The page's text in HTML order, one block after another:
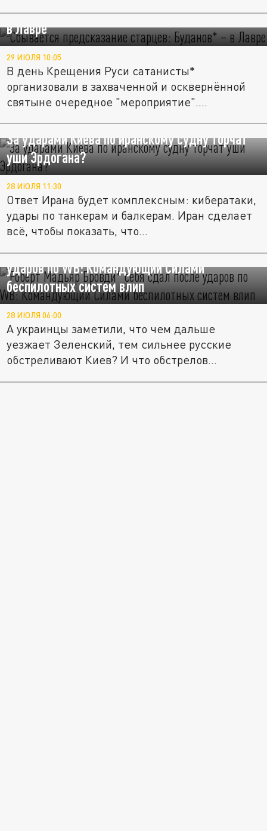
Сбывается предсказание старцев: Буданов* –
в Лавре
29 ИЮЛЯ 10:05
В день Крещения Руси сатанисты*
организовали в захваченной и осквернённой
святыне очередное "мероприятие"....
За ударами Киева по иранскому судну торчат
уши Эрдогана?
28 ИЮЛЯ 11:30
Ответ Ирана будет комплексным: кибератаки,
удары по танкерам и балкерам. Иран сделает
всё, чтобы показать, что...
Роберт "Мадьяр" Бровди* себя "сдал" после
ударов по WB: Командующий Силами
беспилотных систем влип
28 ИЮЛЯ 06:00
А украинцы заметили, что чем дальше
уезжает Зеленский, тем сильнее русские
обстреливают Киев? И что обстрелов...